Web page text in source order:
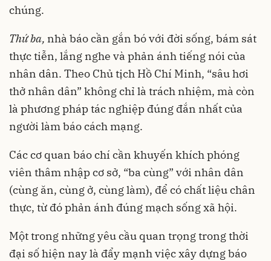
chúng.
Thứ ba, nhà báo cần gắn bó với đời sống, bám sát
thực tiễn, lắng nghe và phản ánh tiếng nói của
nhân dân. Theo Chủ tịch Hồ Chí Minh, “sâu hơi
thở nhân dân” không chỉ là trách nhiệm, mà còn
là phương pháp tác nghiệp đúng đắn nhất của
người làm báo cách mạng.
Các cơ quan báo chí cần khuyến khích phóng
viên thâm nhập cơ sở, “ba cùng” với nhân dân
(cùng ăn, cùng ở, cùng làm), để có chất liệu chân
thực, từ đó phản ánh đúng mạch sống xã hội.
Một trong những yêu cầu quan trọng trong thời
đại số hiện nay là đẩy mạnh việc xây dựng báo